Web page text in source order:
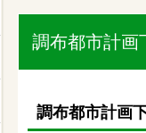
調布都市計画
調布都市計画